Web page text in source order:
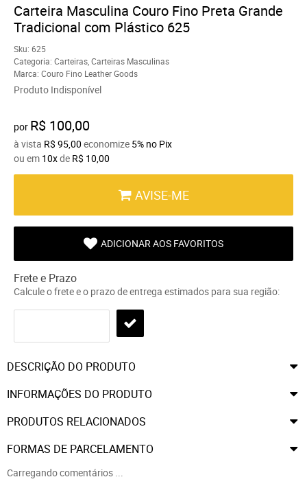
Carteira Masculina Couro Fino Preta Grande
Tradicional com Plástico 625
Sku: 625
Categoria: Carteiras Carteiras Masculinas
Marca: Couro Fino Leather Goods
Produto Indisponível
por R$ 100,00
à vista R$ 95,00 economize 5% no Pix
ou em 10xde R$ 10,00
AVISE-ME
ADICIONAR AOS FAVORITOS
Frete e Prazo
Calcule o frete e o prazo de entrega estimados para sua região:
DESCRIÇÃO DO PRODUTO
INFORMAÇÕES DO PRODUTO
PRODUTOS RELACIONADOS
FORMAS DE PARCELAMENTO
Carregando comentários ...